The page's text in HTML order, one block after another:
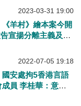
2023-03-31 19:00
《羊村》繪本案今開
宣揚分離主義及背
2022-07-05 19:18
國安處拘5香港言語
員 李桂華：意圖